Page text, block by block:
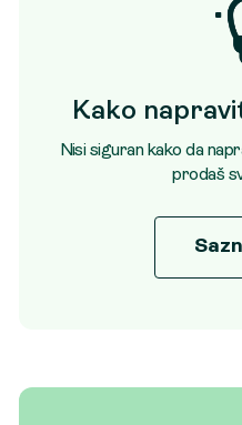
Kako
Nisi siguran kako da
prodaš